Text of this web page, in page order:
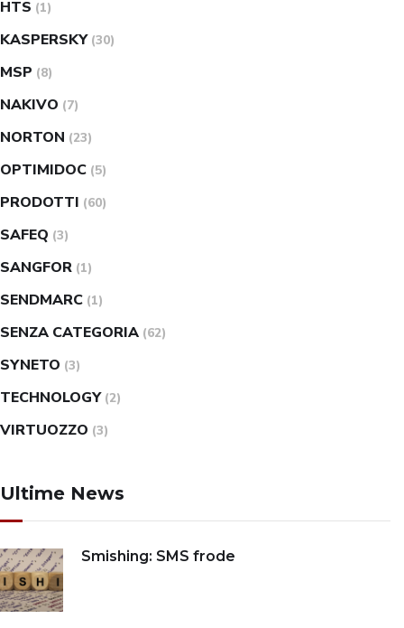
HTS (1)
KASPERSKY (30)
MSP (8)
NAKIVO (7)
NORTON (23)
OPTIMIDOC (5)
PRODOTTI (60)
SAFEQ (3)
SANGFOR (1)
SENDMARC (1)
SENZA CATEGORIA (62)
SYNETO (3)
TECHNOLOGY (2)
VIRTUOZZO (3)
Ultime News
Smishing: SMS frode